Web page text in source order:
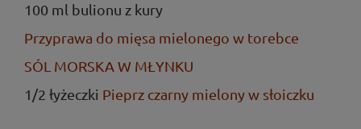
100 ml bulionu z kury
Przyprawa do mięsa mielonego w torebce
SÓL MORSKA W MŁYNKU
1/2 łyżeczki Pieprz czarny mielony w słoiczku